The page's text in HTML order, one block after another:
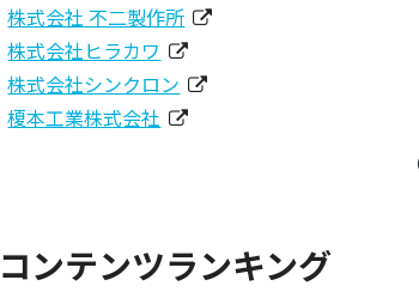
株式会社 不二製作所
株式会社ヒラカワ
株式会社シンクロン
榎本工業株式会社
ンテンツランキング